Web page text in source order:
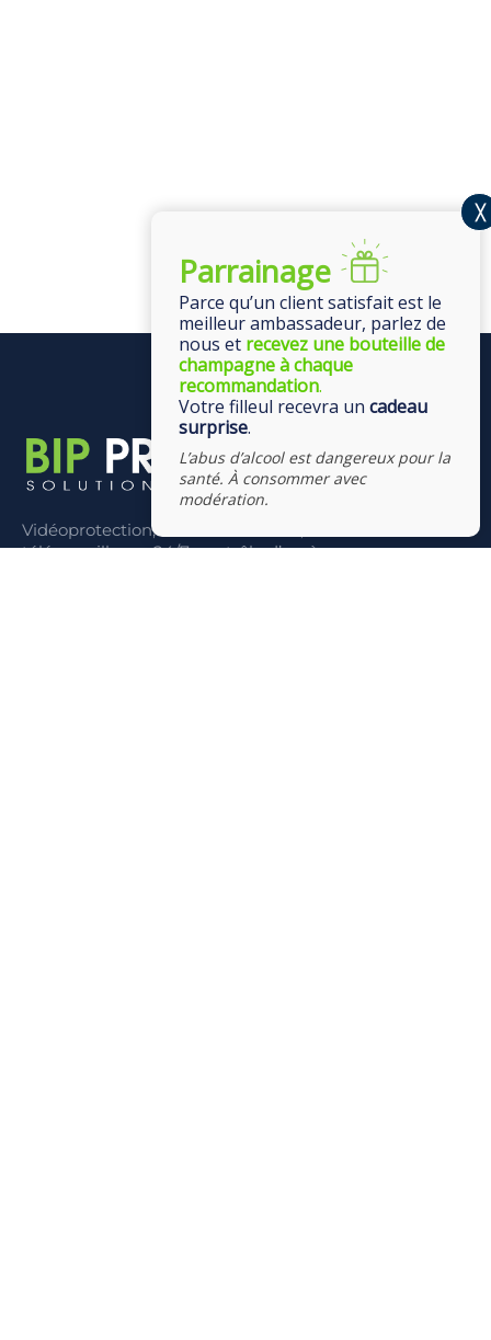
Vidéoprotection, vidéosurveillance, alarme &
télésurveillance 24/7, contrôle d’accès,
Parrainage
Parce qu’un client satisfait est le
meilleur ambassadeur, parlez de
nous et recevez une bouteille de
champagne à chaque
recommandation.
Votre filleul recevra un cadeau
surprise.
L’abus d’alcool est dangereux pour la
santé. À consommer avec
modération.